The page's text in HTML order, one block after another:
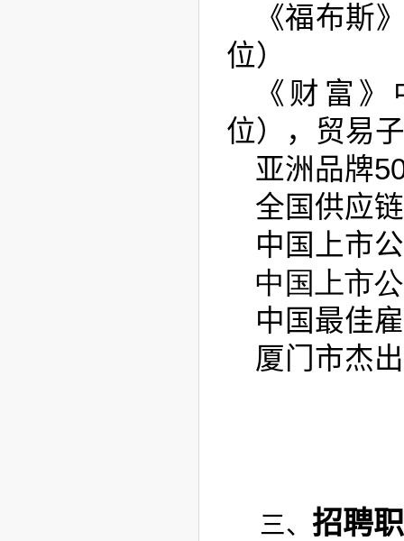
《福布斯
位）
《财富
位），贸易
亚洲品牌
全国供应
中国上市
中国上市
中国最佳
厦门市杰
招聘